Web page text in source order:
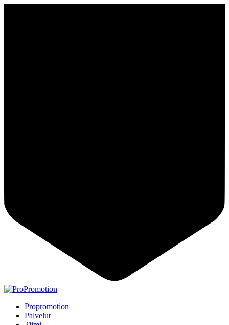
Propromotion
Palvelut